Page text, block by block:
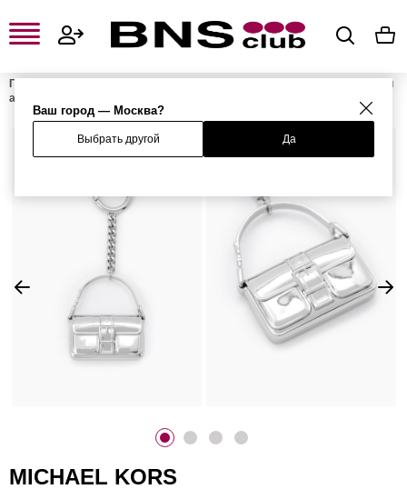
Ваш город — Москва?
Выбрать другой Да
Главная
Женские сумки и
аксессуары
MICHAEL KORS